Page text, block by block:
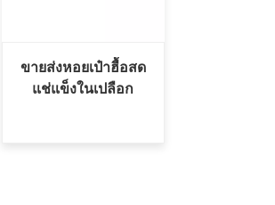
ขายส่งหอยเป๋าฮื้อสด
แช่แข็งในเปลือก